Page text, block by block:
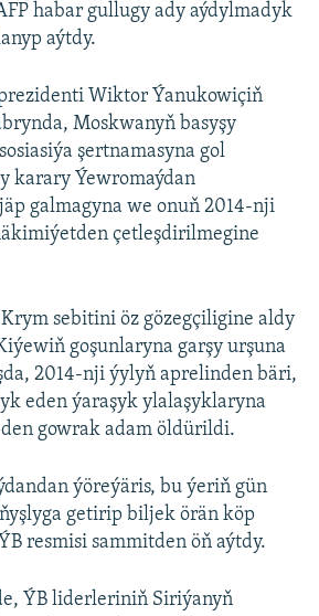
habar gullugy ady aýdylmadyk
aýtdy.
Wiktor Ýanukowiçiň
Moskwanyň basyşy
şertnamasyna gol
karary Ýewromaýdan
galmagyna we onuň 2014-nji
çetleşdirilmegine
sebitini öz gözegçiligine aldy
goşunlaryna garşy urşuna
2014-nji ýylyň aprelinden bäri,
eden ýaraşyk ylalaşyklaryna
gowrak adam öldürildi.
ýöreýäris, bu ýeriň gün
getirip biljek örän köp
resmisi sammitden öň aýtdy.
ÝB liderleriniň Siriýanyň